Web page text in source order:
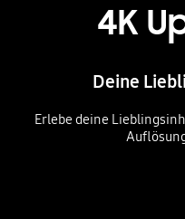
4K
Deine
Erlebe deine